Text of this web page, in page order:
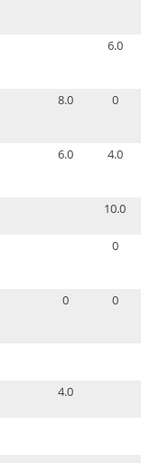
6.0
8.0 0
6.0 4.0
10.0
0
0 0
4.0